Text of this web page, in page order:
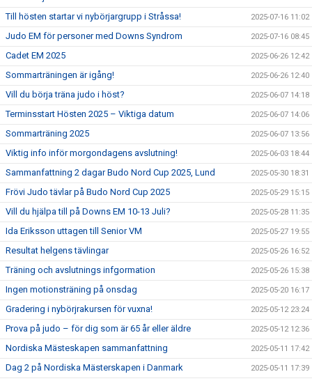
Till hösten startar vi nybörjargrupp i Stråssa! 2025-07-16 11:02
Judo EM för personer med Downs Syndrom 2025-07-16 08:45
Cadet EM 2025 2025-06-26 12:42
Sommarträningen är igång! 2025-06-26 12:40
Vill du börja träna judo i höst? 2025-06-07 14:18
Terminsstart Hösten 2025 – Viktiga datum 2025-06-07 14:06
Sommarträning 2025 2025-06-07 13:56
Viktig info inför morgondagens avslutning! 2025-06-03 18:44
Sammanfattning 2 dagar Budo Nord Cup 2025, Lund 2025-05-30 18:31
Frövi Judo tävlar på Budo Nord Cup 2025 2025-05-29 15:15
Vill du hjälpa till på Downs EM 10-13 Juli? 2025-05-28 11:35
Ida Eriksson uttagen till Senior VM 2025-05-27 19:55
Resultat helgens tävlingar 2025-05-26 16:52
Träning och avslutnings infgormation 2025-05-26 15:38
Ingen motionsträning på onsdag 2025-05-20 16:17
Gradering i nybörjrakursen för vuxna! 2025-05-12 23:24
Prova på judo – för dig som är 65 år eller äldre 2025-05-12 12:36
Nordiska Mästeskapen sammanfattning 2025-05-11 17:42
Dag 2 på Nordiska Mästerskapen i Danmark 2025-05-11 17:39